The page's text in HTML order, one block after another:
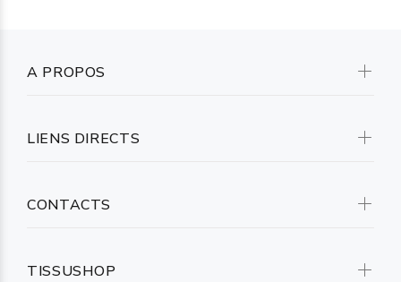
A PROPOS
LIENS DIRECTS
CONTACTS
TISSUSHOP